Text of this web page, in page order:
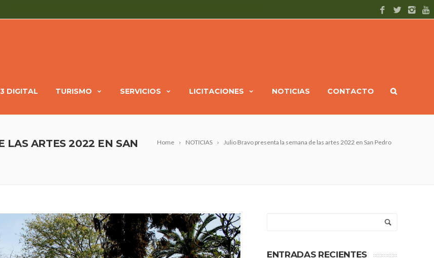
DIGITAL TURISMO SERVICIOS LICITACIONES NOTICIAS CONTACTO
Home NOTICIAS Julio Bravo presenta la semana de las artes 2022 en San Pedro
LAS ARTES 2022 EN SAN
ENTRADAS RECIENTES